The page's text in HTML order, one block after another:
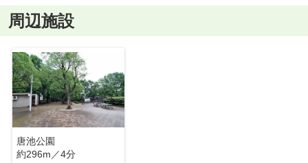
周辺施設
唐池公園
約296m／4分